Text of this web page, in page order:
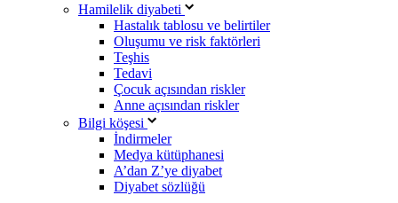
Hamilelik diyabeti
Hastalık tablosu ve belirtiler
Oluşumu ve risk faktörleri
Teşhis
Tedavi
Çocuk açısından riskler
Anne açısından riskler
Bilgi köşesi
İndirmeler
Medya kütüphanesi
A’dan Z’ye diyabet
Diyabet sözlüğü